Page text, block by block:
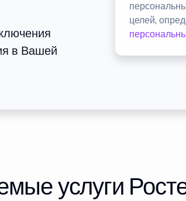
в Вашей
целей,
услуги